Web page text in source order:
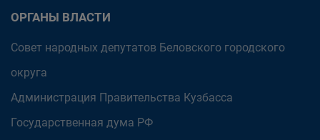
ОРГАНЫ ВЛАСТИ
Совет народных депутатов Беловского городского
округа
Администрация Правительства Кузбасса
Государственная дума РФ